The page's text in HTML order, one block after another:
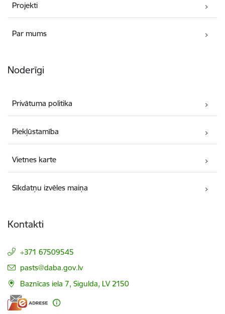
Projekti
Par mums
Noderīgi
Privātuma politika
Piekļūstamība
Vietnes karte
Sīkdatņu izvēles maiņa
Kontakti
+371 67509545
E-pasts:
pasts@daba.gov.lv
Baznīcas iela 7, Sigulda, LV 2150